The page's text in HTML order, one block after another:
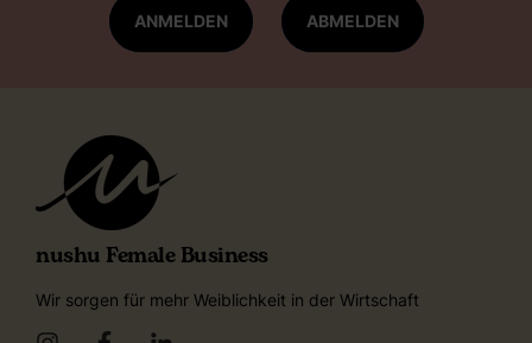
ANMELDEN ABMELDEN
nushu Female Business
Wir sorgen für mehr Weiblichkeit in der Wirtschaft